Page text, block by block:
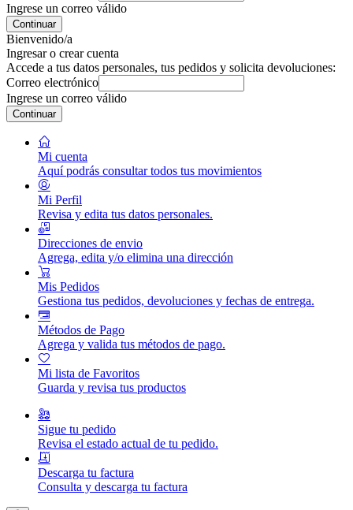
Ingrese un correo válido
Continuar
Bienvenido/a
Ingresar o crear cuenta
Accede a tus datos personales, tus pedidos y solicita devoluciones:
Correo electrónico
Ingrese un correo válido
Continuar
Mi cuenta
Aquí podrás consultar todos tus movimientos
Mi Perfil
Revisa y edita tus datos personales.
Direcciones de envio
Agrega, edita y/o elimina una dirección
Mis Pedidos
Gestiona tus pedidos, devoluciones y fechas de entrega.
Métodos de Pago
Agrega y valida tus métodos de pago.
Mi lista de Favoritos
Guarda y revisa tus productos
Sigue tu pedido
Revisa el estado actual de tu pedido.
Descarga tu factura
Consulta y descarga tu factura